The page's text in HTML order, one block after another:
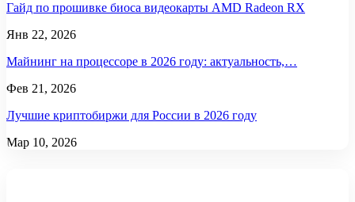
Гайд по прошивке биоса видеокарты AMD Radeon RX
Янв 22, 2026
Майнинг на процессоре в 2026 году: актуальность,…
Фев 21, 2026
Лучшие криптобиржи для России в 2026 году
Мар 10, 2026